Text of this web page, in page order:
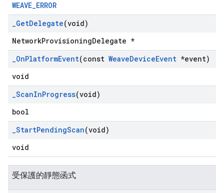
WEAVE_ERROR
_GetDelegate(void)
NetworkProvisioningDelegate *
_OnPlatformEvent(const WeaveDeviceEvent *event)
void
_ScanInProgress(void)
bool
_StartPendingScan(void)
void
受保護的靜態函式